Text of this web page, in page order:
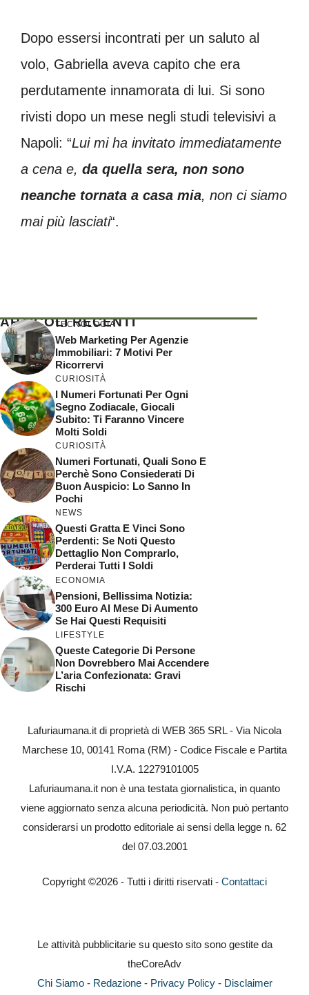
Dopo essersi incontrati per un saluto al
volo, Gabriella aveva capito che era
perdutamente innamorata di lui. Si sono
rivisti dopo un mese negli studi televisivi a
Napoli: “Lui mi ha invitato immediatamente
a cena e, da quella sera, non sono
neanche tornata a casa mia, non ci siamo
mai più lasciati“.
ARTICOLI RECENTI
TECNOLOGIA
Web Marketing Per Agenzie
Immobiliari: 7 Motivi Per
Ricorrervi
CURIOSITÀ
I Numeri Fortunati Per Ogni
Segno Zodiacale, Giocali
Subito: Ti Faranno Vincere
Molti Soldi
CURIOSITÀ
Numeri Fortunati, Quali Sono E
Perchè Sono Consiederati Di
Buon Auspicio: Lo Sanno In
Pochi
NEWS
Questi Gratta E Vinci Sono
Perdenti: Se Noti Questo
Dettaglio Non Comprarlo,
Perderai Tutti I Soldi
ECONOMIA
Pensioni, Bellissima Notizia:
300 Euro Al Mese Di Aumento
Se Hai Questi Requisiti
LIFESTYLE
Queste Categorie Di Persone
Non Dovrebbero Mai Accendere
L’aria Confezionata: Gravi
Rischi
Lafuriaumana.it di proprietà di WEB 365 SRL - Via Nicola
Marchese 10, 00141 Roma (RM) - Codice Fiscale e Partita
I.V.A. 12279101005
Lafuriaumana.it non è una testata giornalistica, in quanto
viene aggiornato senza alcuna periodicità. Non può pertanto
considerarsi un prodotto editoriale ai sensi della legge n. 62
del 07.03.2001
Copyright ©2026 - Tutti i diritti riservati - Contattaci
Le attività pubblicitarie su questo sito sono gestite da
theCoreAdv
Chi Siamo- Redazione- Privacy Policy- Disclaimer